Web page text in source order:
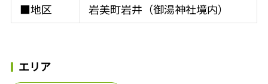
■地区
岩美町岩井（御湯神社境内）
エリア